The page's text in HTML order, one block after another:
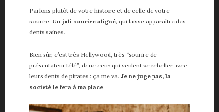
Parlons plutôt de votre histoire et de celle de votre
sourire. Un joli sourire aligné , qui laisse apparaître des
dents saines.
Bien sûr, c’est très Hollywood, très “sourire de
présentateur télé”, donc ceux qui veulent se rebeller avec
leurs dents de pirates : ça me va. Je ne juge pas, la
société le fera à ma place.